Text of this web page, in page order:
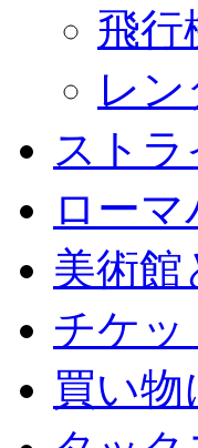
飛行
レ
スト
ロー
美術館
チケッ
買い物